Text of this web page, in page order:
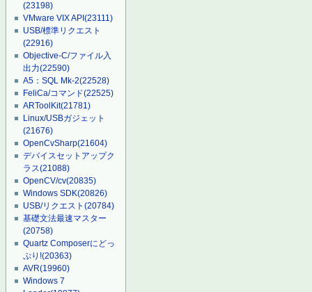
(23198)
VMware VIX API(23111)
USB/標準リクエスト
(22916)
Objective-C/ファイル入
出力(22590)
A5：SQL Mk-2(22528)
FeliCa/コマンド(22525)
ARToolKit(21781)
Linux/USBガジェット
(21676)
OpenCvSharp(21604)
デバイスセットアップク
ラス(21088)
OpenCV/cv(20835)
Windows SDK(20826)
USB/リクエスト(20784)
基礎文法最速マスター
(20758)
Quartz Composerにどっ
ぷり!(20363)
AVR(19960)
Windows 7